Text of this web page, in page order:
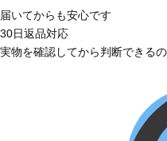
届いてからも安心です
30日返品対応
実物を確認してから判断できる